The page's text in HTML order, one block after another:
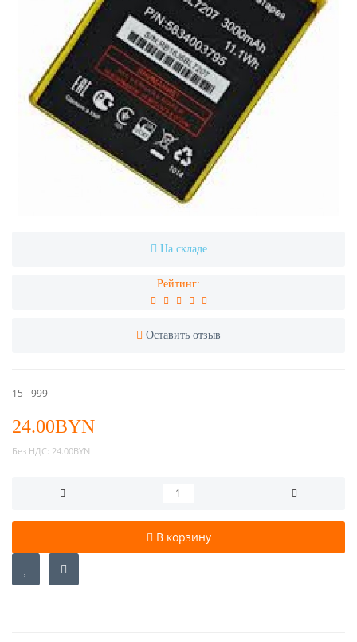
На складе
Рейтинг:
Оставить отзыв
15 - 999
24.00BYN
Без НДС: 24.00BYN
В корзину